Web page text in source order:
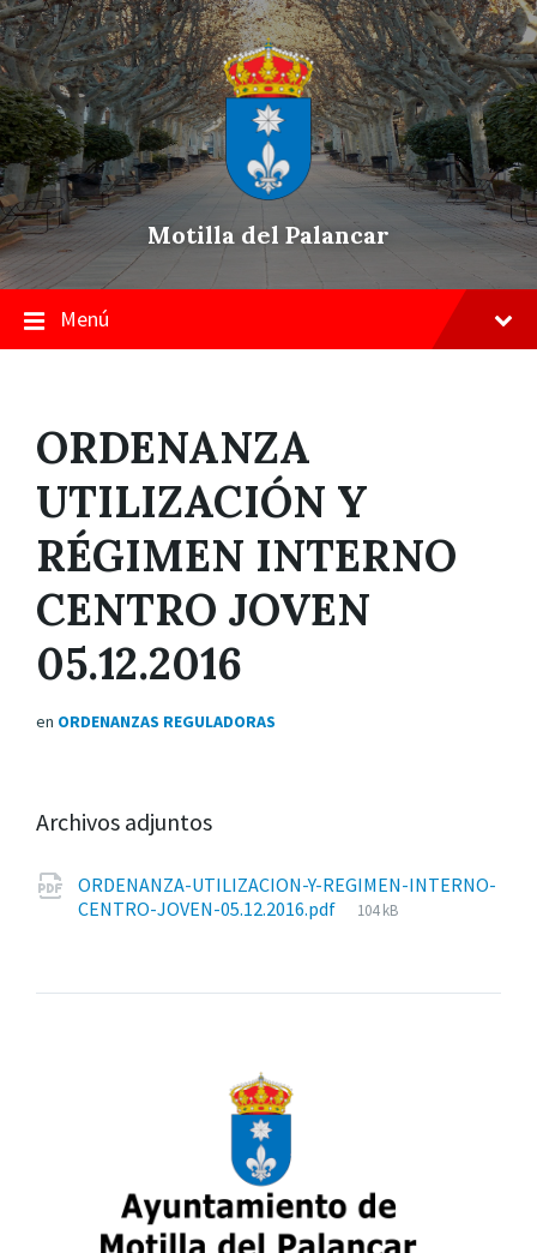
Skip
to
content
Saltar
a
la
navegación
principal
Saltar
a
pie
de
página
Motilla del Palancar
Menú
ORDENANZA
UTILIZACIÓN Y
RÉGIMEN INTERNO
CENTRO JOVEN
05.12.2016
en ORDENANZAS REGULADORAS
Archivos adjuntos
ORDENANZA-UTILIZACION-Y-REGIMEN-INTERNO-
CENTRO-JOVEN-05.12.2016.pdf
Tamaño
104 kB